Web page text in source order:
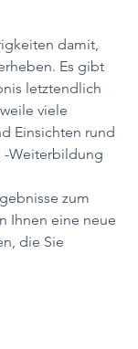
damit,
Es gibt
letztendlich
viele
Einsichten rund
-Weiterbildung
zum
Ihnen eine neue
die Sie